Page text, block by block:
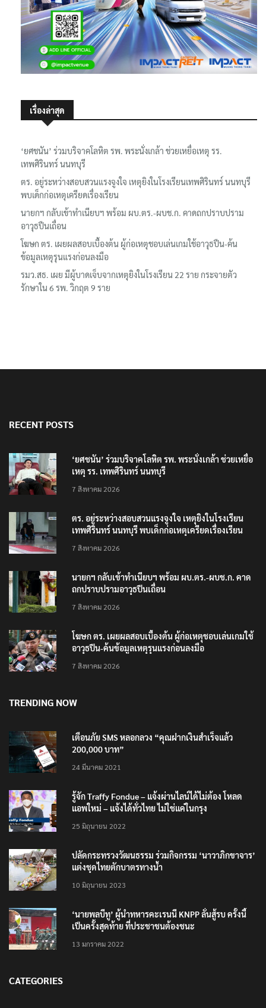
เรื่องล่าสุด
‘ยศชนัน’ ร่วมบริจาคโลหิต รพ. พระนั่งเกล้า ช่วยเหยื่อเหตุ รร.
เทพศิรินทร์ นนทบุรี
ตร. อยู่ระหว่างสอบสวนแรงจูงใจ เหตุยิงในโรงเรียนเทพศิรินทร์ นนทบุรี
พบเด็กก่อเหตุเครียดเรื่องเรียน
นายกฯ กลับเข้าทำเนียบฯ พร้อม ผบ.ตร.-ผบช.ก. คาดถกปราบปราม
อาวุธปืนเถื่อน
โฆษก ตร. เผยผลสอบเบื้องต้น ผู้ก่อเหตุชอบเล่นเกมใช้อาวุธปืน-ค้น
ข้อมูลเหตุรุนแรงก่อนลงมือ
รมว.สธ. เผย มีผู้บาดเจ็บจากเหตุยิงในโรงเรียน 22 ราย กระจายตัว
รักษาใน 6 รพ. วิกฤต 9 ราย
RECENT POSTS
‘ยศชนัน’ ร่วมบริจาคโลหิต รพ. พระนั่งเกล้า ช่วยเหยื่อ
เหตุ รร. เทพศิรินทร์ นนทบุรี
7 สิงหาคม 2026
ตร. อยู่ระหว่างสอบสวนแรงจูงใจ เหตุยิงในโรงเรียน
เทพศิรินทร์ นนทบุรี พบเด็กก่อเหตุเครียดเรื่องเรียน
7 สิงหาคม 2026
นายกฯ กลับเข้าทำเนียบฯ พร้อม ผบ.ตร.-ผบช.ก. คาด
ถกปราบปรามอาวุธปืนเถื่อน
7 สิงหาคม 2026
โฆษก ตร. เผยผลสอบเบื้องต้น ผู้ก่อเหตุชอบเล่นเกมใช้
อาวุธปืน-ค้นข้อมูลเหตุรุนแรงก่อนลงมือ
7 สิงหาคม 2026
TRENDING NOW
เตือนภัย SMS หลอกลวง “คุณฝากเงินสำเร็จแล้ว
200,000 บาท”
24 มีนาคม 2021
รู้จัก Traffy Fondue – แจ้งผ่านไลน์ได้ไม่ต้อง โหลด
แอพใหม่ – แจ้งได้ทั่วไทย ไม่ใช่แค่ในกรุง
25 มิถุนายน 2022
ปลัดกระทรวงวัฒนธรรม ร่วมกิจกรรม ‘นาวาภิกขาจาร’
แต่งชุดไทยตักบาตรทางน้ำ
10 มิถุนายน 2023
‘นายพลบีทู’ ผู้นำทหารคะเรนนี KNPP ลั่นสู้รบ ครั้งนี้
เป็นครั้งสุดท้าย ที่ประชาชนต้องชนะ
13 มกราคม 2022
CATEGORIES